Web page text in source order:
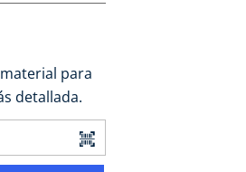
para
detallada.